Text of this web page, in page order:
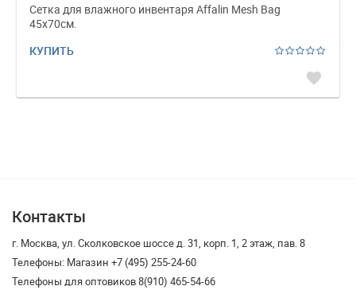
Cетка для влажного инвентаря Affalin Mesh Bag
45х70см.
КУПИТЬ
favorite
Контакты
г. Москва, ул. Сколковское шоссе д. 31, корп. 1, 2 этаж, пав. 8
Телефоны: Магазин +7 (495) 255-24-60
Телефоны для оптовиков 8(910) 465-54-66